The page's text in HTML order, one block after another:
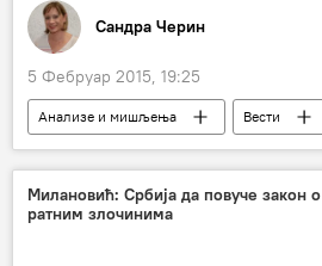
Европска унија (ЕУ)
Сандра Черин
5 Фебруар 2015, 19:25
Анализе и мишљења
Вести
Економија
Свет
Коментари и Аналитика
Грчка
Европска унија (ЕУ)
Милановић: Србија да повуче закон о
ратним злочинима